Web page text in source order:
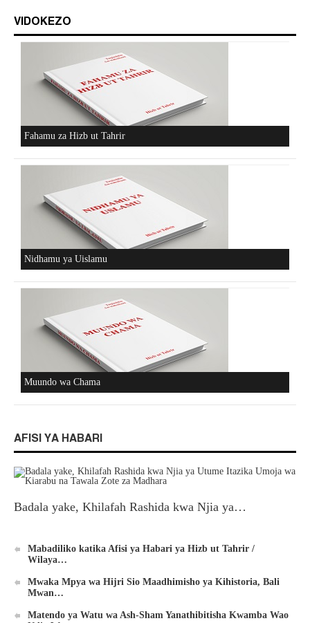
VIDOKEZO
Fahamu za Hizb ut Tahrir
Nidhamu ya Uislamu
Muundo wa Chama
AFISI YA HABARI
Badala yake, Khilafah Rashida kwa Njia ya…
Mabadiliko katika Afisi ya Habari ya Hizb ut Tahrir /
Wilaya…
Mwaka Mpya wa Hijri Sio Maadhimisho ya Kihistoria, Bali
Mwan…
Matendo ya Watu wa Ash-Sham Yanathibitisha Kwamba Wao